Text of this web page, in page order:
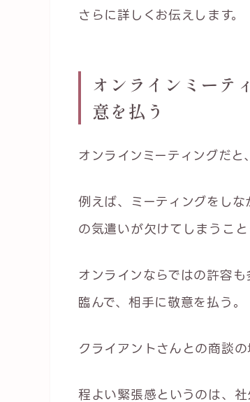
さらに詳しくお伝えします。
オンラインミーテ
意を払う
オンラインミーティングだと
例えば、ミーティングをし
の気遣いが欠けてしまうこと
オンラインならではの許容
臨んで、相手に敬意を払う。
クライアントさんとの商談
程よい緊張感というのは、